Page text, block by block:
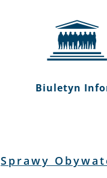
Biuletyn
Sprawy